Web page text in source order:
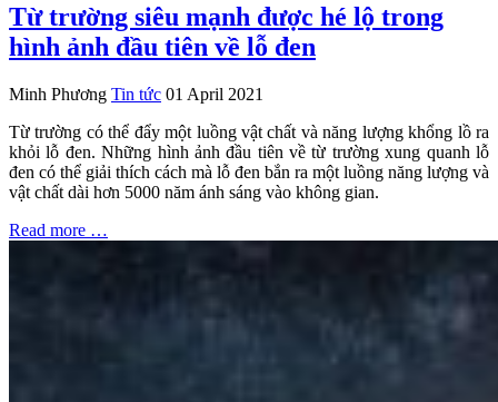
Từ trường siêu mạnh được hé lộ trong
hình ảnh đầu tiên về lỗ đen
Minh Phương Tin tức 01 April 2021
Từ trường có thể đẩy một luồng vật chất và năng lượng khổng lồ ra
khỏi lỗ đen. Những hình ảnh đầu tiên về từ trường xung quanh lỗ
đen có thể giải thích cách mà lỗ đen bắn ra một luồng năng lượng và
vật chất dài hơn 5000 năm ánh sáng vào không gian.
Read more …